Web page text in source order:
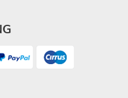
USB Type C